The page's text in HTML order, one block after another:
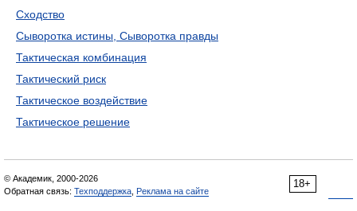
Сходство
Сыворотка истины, Сыворотка правды
Тактическая комбинация
Тактический риск
Тактическое воздействие
Тактическое решение
18+
© Академик, 2000-2026
Обратная связь: Техподдержка Реклама на сайте